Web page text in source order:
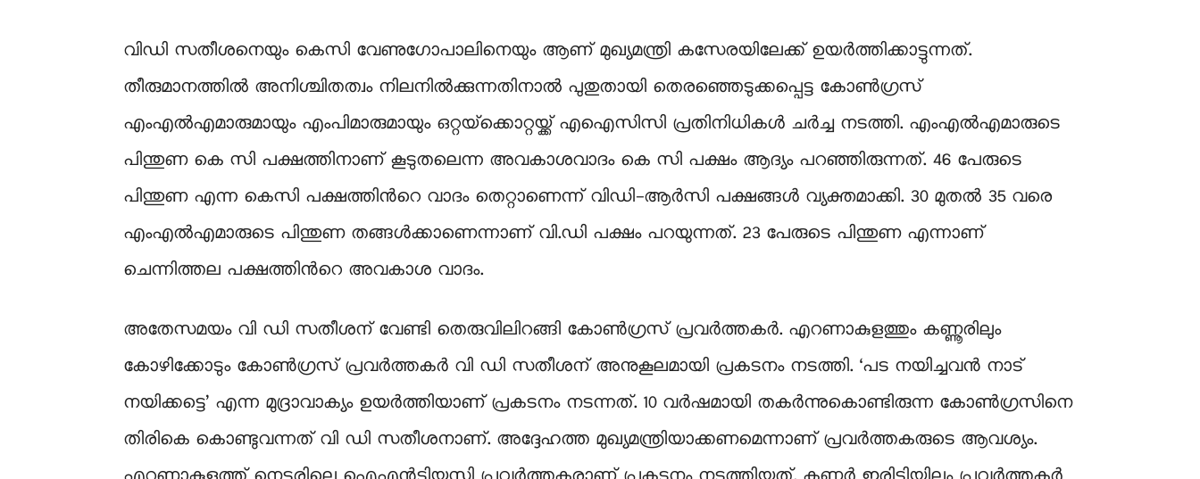
വിഡി സതീശനെയും കെസി വേണുഗോപാലിനെയും ആണ് മുഖ്യമന്ത്രി കസേരയിലേക്ക് ഉയർത്തിക്കാട്ടുന്നത്.
തീരുമാനത്തില്‍ അനിശ്ചിതത്വം നിലനില്‍ക്കുന്നതിനാല്‍ പുതുതായി തെരഞ്ഞെടുക്കപ്പെട്ട കോണ്‍ഗ്രസ്
എംഎല്‍എമാരുമായും എംപിമാരുമായും ഒറ്റയ്‌ക്കൊറ്റയ്ക്ക് എഐസിസി പ്രതിനിധികള്‍ ചർച്ച നടത്തി. എംഎൽഎമാരുടെ
പിന്തുണ കെ സി പക്ഷത്തിനാണ് കൂടുതലെന്ന അവകാശവാദം കെ‌ സി പക്ഷം ആദ്യം പറഞ്ഞിരുന്നത്. 46 പേരുടെ
പിന്തുണ എന്ന കെസി പക്ഷത്തിന്‍റെ വാദം തെറ്റാണെന്ന് വിഡി-ആർസി പക്ഷങ്ങൾ വ്യക്തമാക്കി. 30 മുതൽ 35 വരെ
എംഎൽഎമാരുടെ പിന്തുണ തങ്ങൾക്കാണെന്നാണ് വി.ഡി പക്ഷം പറയുന്നത്. 23 പേരുടെ പിന്തുണ എന്നാണ്
ചെന്നിത്തല പക്ഷത്തിന്‍റെ അവകാശ വാദം.
അതേസമയം വി ഡി സതീശന് വേണ്ടി തെരുവിലിറങ്ങി കോൺഗ്രസ്‌ പ്രവർത്തകർ. എറണാകുളത്തും കണ്ണൂരിലും
കോഴിക്കോടും കോൺഗ്രസ് പ്രവർത്തകർ വി ഡി സതീശന് അനുകൂലമായി പ്രകടനം നടത്തി. ‘പട നയിച്ചവൻ നാട്
നയിക്കട്ടെ’ എന്ന മുദ്രാവാക്യം ഉയർത്തിയാണ് പ്രകടനം നടന്നത്. 10 വർഷമായി തകർന്നുകൊണ്ടിരുന്ന കോൺഗ്രസിനെ
തിരികെ കൊണ്ടുവന്നത് വി ഡി സതീശനാണ്. അദ്ദേഹത്ത മുഖ്യമന്ത്രിയാക്കണമെന്നാണ് പ്രവർത്തകരുടെ ആവശ്യം.